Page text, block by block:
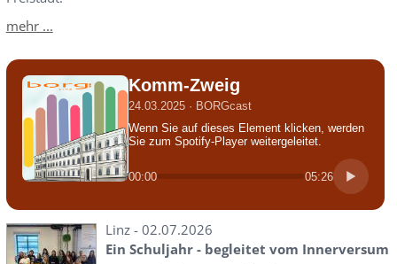
mehr ...
Komm-Zweig
24.03.2025 · BORGcast
Wenn Sie auf dieses Element klicken, werden
Sie zum Spotify-Player weitergeleitet.
00:00 05:26
Linz - 02.07.2026
Ein Schuljahr - begleitet vom Innerversum